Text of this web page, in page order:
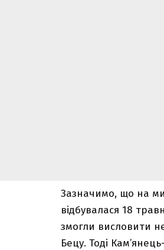
Зазначимо, що на
відбувалася 18
змогли висловити
Бецу. Тоді